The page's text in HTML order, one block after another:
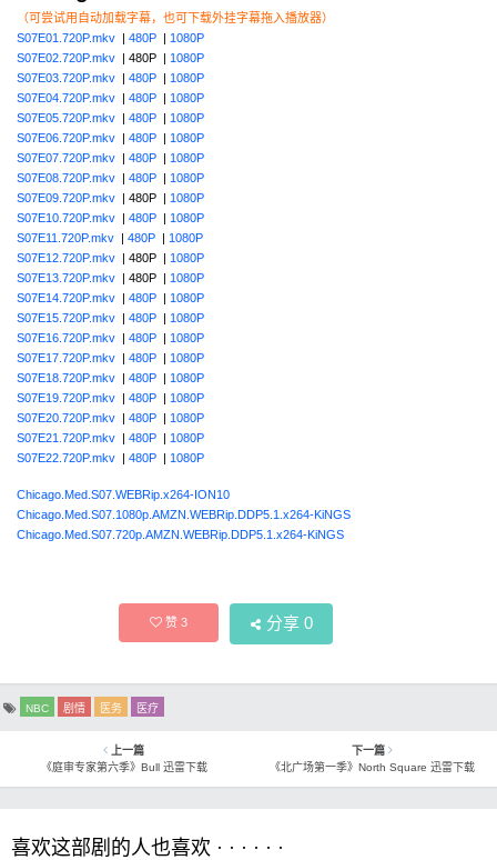
（可尝试用自动加载字幕，也可下载外挂字幕拖入播放器）
S07E01.720P.mkv | 480P | 1080P
S07E02.720P.mkv | 480P | 1080P
S07E03.720P.mkv | 480P | 1080P
S07E04.720P.mkv | 480P | 1080P
S07E05.720P.mkv | 480P | 1080P
S07E06.720P.mkv | 480P | 1080P
S07E07.720P.mkv | 480P | 1080P
S07E08.720P.mkv | 480P | 1080P
S07E09.720P.mkv | 480P | 1080P
S07E10.720P.mkv | 480P | 1080P
S07E11.720P.mkv | 480P | 1080P
S07E12.720P.mkv | 480P | 1080P
S07E13.720P.mkv | 480P | 1080P
S07E14.720P.mkv | 480P | 1080P
S07E15.720P.mkv | 480P | 1080P
S07E16.720P.mkv | 480P | 1080P
S07E17.720P.mkv | 480P | 1080P
S07E18.720P.mkv | 480P | 1080P
S07E19.720P.mkv | 480P | 1080P
S07E20.720P.mkv | 480P | 1080P
S07E21.720P.mkv | 480P | 1080P
S07E22.720P.mkv | 480P | 1080P
Chicago.Med.S07.WEBRip.x264-ION10
Chicago.Med.S07.1080p.AMZN.WEBRip.DDP5.1.x264-KiNGS
Chicago.Med.S07.720p.AMZN.WEBRip.DDP5.1.x264-KiNGS
赞3 分享 0
NBC 剧情 医务 医疗
上一篇
《庭审专家第六季》Bull 迅雷下载
下一篇
《北广场第一季》North Square 迅雷下载
喜欢这部剧的人也喜欢 · · · · · ·